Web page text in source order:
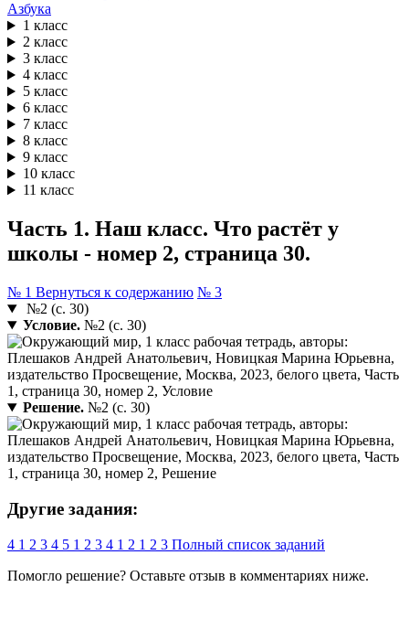
Азбука
1 класс
2 класс
3 класс
4 класс
5 класс
6 класс
7 класс
8 класс
9 класс
10 класс
11 класс
Часть 1. Наш класс. Что растёт у
школы - номер 2, страница 30.
№ 1 Вернуться к содержанию № 3
№2 (с. 30)
Условие.№2 (с. 30)
Решение.№2 (с. 30)
Другие задания:
4 1 2 3 4 5 1 2 3 4 1 2 1 2 3 Полный список заданий
Помогло решение? Оставьте отзыв в комментариях ниже.